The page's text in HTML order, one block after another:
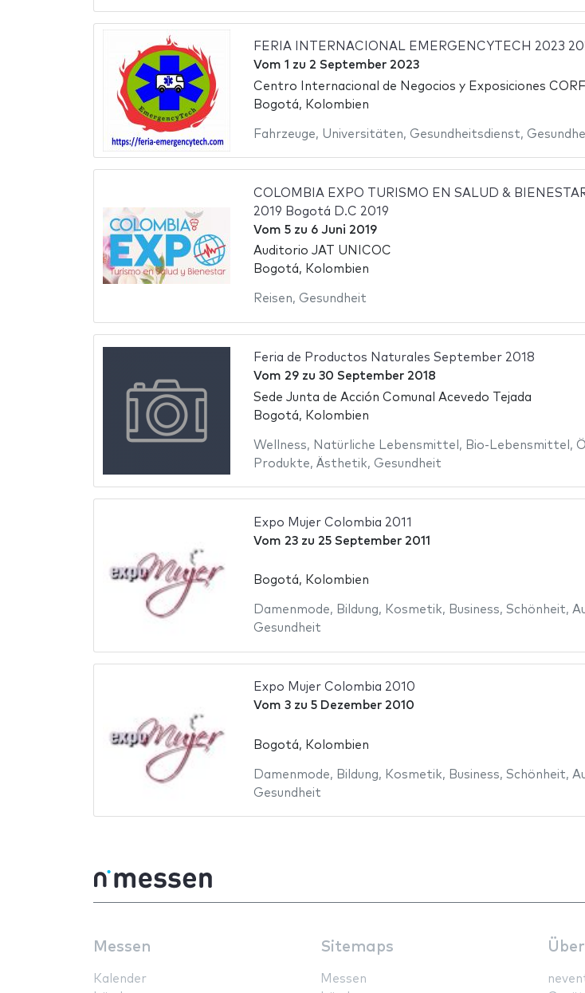
FERIA INTERNACIONAL EMERGENCYTECH 2023
Vom 1 zu 2 September 2023
Centro Internacional de Negocios y Exposiciones
Bogotá, Kolombien
Fahrzeuge, Universitäten, Gesundheitsdienst,
COLOMBIA EXPO TURISMO EN SALUD &
2019 Bogotá D.C 2019
Vom 5zu 6 Juni 2019
Auditorio JAT UNICOC
Bogotá, Kolombien
Reisen, Gesundheit
Feria de Productos Naturales September 2018
Vom 29zu 30 September 2018
Sede Junta de Acción Comunal Acevedo Tejada
Bogotá, Kolombien
Wellness, Natürliche Lebensmittel , Bio-Lebensmittel ,
Produkte, Ästhetik, Gesundheit
Expo Mujer Colombia 2011
Vom 23zu 25 September 2011
Bogotá, Kolombien
Damenmode, Bildung, Kosmetik, Business, Schönheit,
Gesundheit
Expo Mujer Colombia 2010
Vom 3zu 5 Dezember 2010
Bogotá, Kolombien
Damenmode, Bildung, Kosmetik, Business, Schönheit,
Gesundheit
Messen
Kalender
Sitemaps
Messen